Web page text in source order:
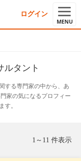
ログイン
MENU
タント
する専門家の中から、あ
家の気になるプロフィー
す。
1～11 件表示